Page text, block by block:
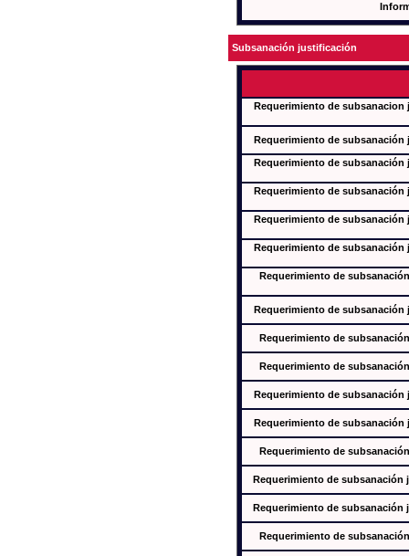
Subsanación justificación
Requerimiento de
Requerimiento de subsanación
Requerimiento de
Requerimiento de
Requerimiento de
Requerimiento de
Requerimiento de
Requerimiento de subsanación
Requerimiento de
Requerimiento de
Requerimiento de subsanación
Requerimiento de subsanación
Requerimiento de
Requerimiento de subsanación
Requerimiento de subsanación
Requerimiento de